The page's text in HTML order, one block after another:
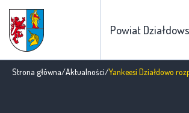
Powiat
Strona główna/Aktualności/Yankeesi Działdowo